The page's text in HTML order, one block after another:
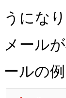
うにな
メール
ールの